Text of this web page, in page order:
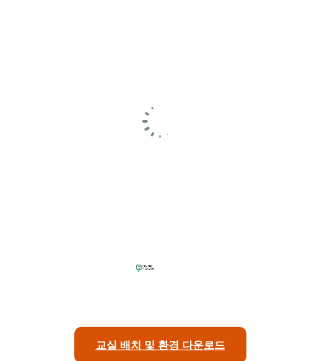
교실 배치 및 환경 다운로드